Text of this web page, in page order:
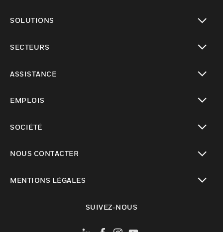
SOLUTIONS
SECTEURS
ASSISTANCE
EMPLOIS
SOCIÉTÉ
NOUS CONTACTER
MENTIONS LÉGALES
SUIVEZ-NOUS